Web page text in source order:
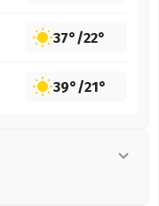
37°/22°
39°/21°